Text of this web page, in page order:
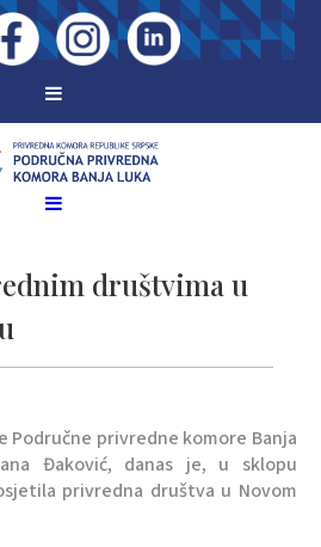
društvima u
Područne privredne komore Banja
Đaković, danas je, u sklopu
privredna društva u Novom